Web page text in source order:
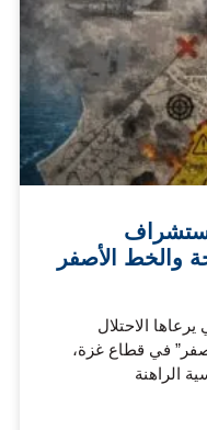
والخط الأصفر
الاحتلال
في قطاع غزة،
الراهنة